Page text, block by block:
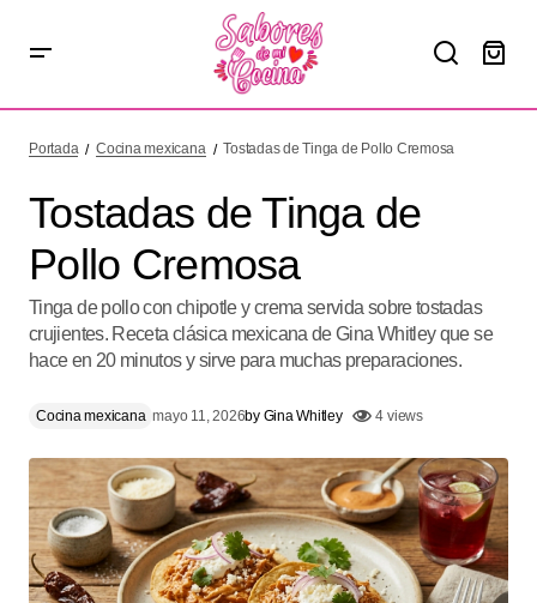
Portada Cocina mexicana Tostadas de Tinga de Pollo Cremosa
Tostadas de Tinga de
Pollo Cremosa
Tinga de pollo con chipotle y crema servida sobre tostadas
crujientes. Receta clásica mexicana de Gina Whitley que se
hace en 20 minutos y sirve para muchas preparaciones.
Cocina mexicana mayo 11, 2026by Gina Whitley 4 views